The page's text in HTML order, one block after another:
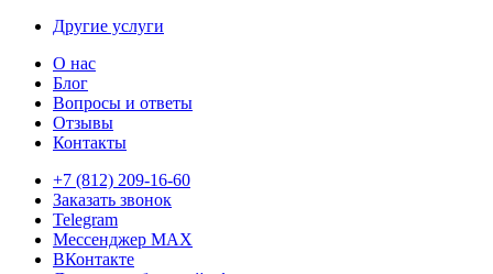
Другие услуги
О нас
Блог
Вопросы и ответы
Отзывы
Контакты
+7 (812) 209-16-60
Заказать звонок
Telegram
Мессенджер MAX
ВКонтакте